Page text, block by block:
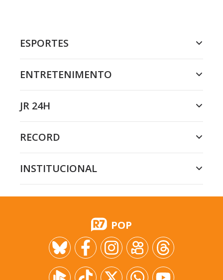
ESPORTES
ENTRETENIMENTO
JR 24H
RECORD
INSTITUCIONAL
POP